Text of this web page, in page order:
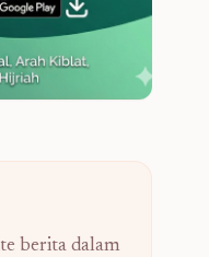
berita dalam